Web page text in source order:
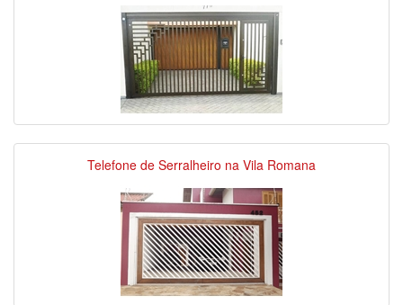
Telefone de Serralheiro na Vila Romana